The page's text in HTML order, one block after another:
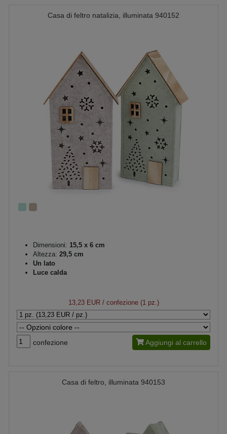
Casa di feltro natalizia, illuminata 940152
Dimensioni: 15,5 x 6 cm
Altezza: 29,5 cm
Un lato
Luce calda
13,23 EUR/ confezione (1 pz.)
confezione Aggiungi al carrello
Casa di feltro, illuminata 940153